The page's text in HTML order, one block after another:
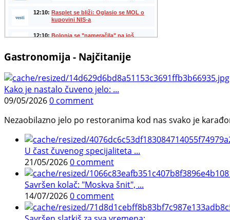
Gastronomija - Najčitanije
Kako je nastalo čuveno jelo: ...
09/05/20260 comment
Nezaobilazno jelo po restoranima kod nas svako je
U čast čuvenog specijaliteta ...
21/05/20260 comment
Savršen kolač: "Moskva šnit", ...
14/07/20260 comment